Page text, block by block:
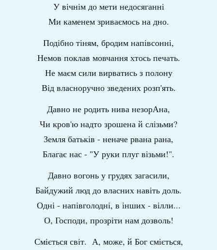
У вічнім до мети недосяганні
Ми каменем зриваємось на дно.
Подібно тіням, бродим напівсонні,
Немов поклав мовчання хтось печать.
Не маєм сили вирватись з полону
Від власноручно зведених розп'ять.
Давно не родить нива незорАна,
Чи кров'ю надто зрошена й слізьми?
Земля батьків - неначе рвана рана,
Благає нас - "У руки плуг візьми!".
Давно вогонь у грудях загасили,
Байдужий люд до власних навіть доль.
Одні - напівголодні, в інших - вілли...
О, Господи, прозріти нам дозволь!
Сміється світ. А, може, й Бог сміється,